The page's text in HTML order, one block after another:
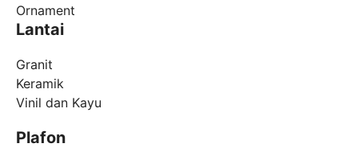
Ornament
Lantai
Granit
Keramik
Vinil dan Kayu
Plafon